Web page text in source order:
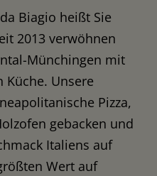
Biagio heißt Sie
2013 verwöhnen
Münchingen mit
Unsere
Pizza,
gebacken und
Italiens auf
Wert auf